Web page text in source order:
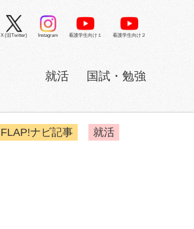
就活 国試・勉強
X (旧Twitter) Instagram 看護学生向け１ 看護学生向け２
FLAP!ナビ記事 就活